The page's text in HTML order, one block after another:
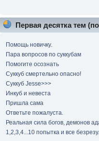
Первая десятка тем
Помощь новичку.
Пара вопросов по суккубам
Помогите осознать
Суккуб смертельно опасно!
Суккуб Jesse>>>
Инкуб и невеста
Пришла сама
Ответьте пожалуста.
Реальная сила богов, демонов
1,2,3,4...10 попытка и все